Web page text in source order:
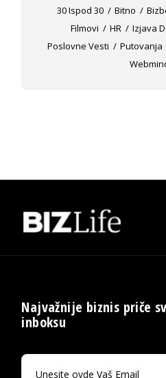
30 Ispod 30 Bitno
Filmovi
HR Izjava
Poslovne Vesti
Putovanja
Najvažnije biznis priče
inboksu